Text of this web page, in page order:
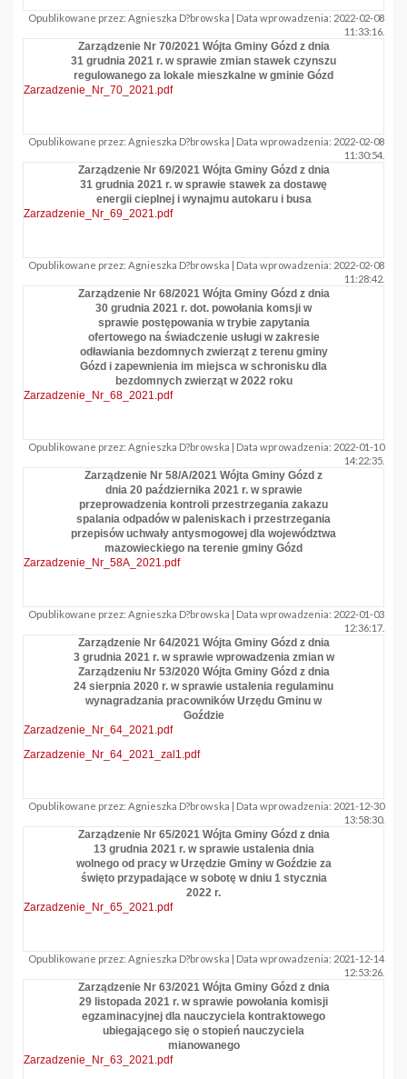
Opublikowane przez: Agnieszka D?browska | Data wprowadzenia: 2022-02-08
11:33:16.
Zarządzenie Nr 70/2021 Wójta Gminy Gózd z dnia
31 grudnia 2021 r. w sprawie zmian stawek czynszu
regulowanego za lokale mieszkalne w gminie Gózd
Zarzadzenie_Nr_70_2021.pdf
Opublikowane przez: Agnieszka D?browska | Data wprowadzenia: 2022-02-08
11:30:54.
Zarządzenie Nr 69/2021 Wójta Gminy Gózd z dnia
31 grudnia 2021 r. w sprawie stawek za dostawę
energii cieplnej i wynajmu autokaru i busa
Zarzadzenie_Nr_69_2021.pdf
Opublikowane przez: Agnieszka D?browska | Data wprowadzenia: 2022-02-08
11:28:42.
Zarządzenie Nr 68/2021 Wójta Gminy Gózd z dnia
30 grudnia 2021 r. dot. powołania komsji w
sprawie postępowania w trybie zapytania
ofertowego na świadczenie usługi w zakresie
odławiania bezdomnych zwierząt z terenu gminy
Gózd i zapewnienia im miejsca w schronisku dla
bezdomnych zwierząt w 2022 roku
Zarzadzenie_Nr_68_2021.pdf
Opublikowane przez: Agnieszka D?browska | Data wprowadzenia: 2022-01-10
14:22:35.
Zarządzenie Nr 58/A/2021 Wójta Gminy Gózd z
dnia 20 października 2021 r. w sprawie
przeprowadzenia kontroli przestrzegania zakazu
spalania odpadów w paleniskach i przestrzegania
przepisów uchwały antysmogowej dla województwa
mazowieckiego na terenie gminy Gózd
Zarzadzenie_Nr_58A_2021.pdf
Opublikowane przez: Agnieszka D?browska | Data wprowadzenia: 2022-01-03
12:36:17.
Zarządzenie Nr 64/2021 Wójta Gminy Gózd z dnia
3 grudnia 2021 r. w sprawie wprowadzenia zmian w
Zarządzeniu Nr 53/2020 Wójta Gminy Gózd z dnia
24 sierpnia 2020 r. w sprawie ustalenia regulaminu
wynagradzania pracowników Urzędu Gminu w
Goździe
Zarzadzenie_Nr_64_2021.pdf
Zarzadzenie_Nr_64_2021_zal1.pdf
Opublikowane przez: Agnieszka D?browska | Data wprowadzenia: 2021-12-30
13:58:30.
Zarządzenie Nr 65/2021 Wójta Gminy Gózd z dnia
13 grudnia 2021 r. w sprawie ustalenia dnia
wolnego od pracy w Urzędzie Gminy w Goździe za
święto przypadające w sobotę w dniu 1 stycznia
2022 r.
Zarzadzenie_Nr_65_2021.pdf
Opublikowane przez: Agnieszka D?browska | Data wprowadzenia: 2021-12-14
12:53:26.
Zarządzenie Nr 63/2021 Wójta Gminy Gózd z dnia
29 listopada 2021 r. w sprawie powołania komisji
egzaminacyjnej dla nauczyciela kontraktowego
ubiegającego się o stopień nauczyciela
mianowanego
Zarzadzenie_Nr_63_2021.pdf